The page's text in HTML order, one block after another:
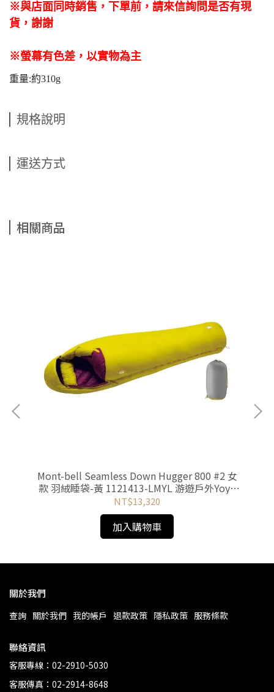
※與店面同時銷售 ， 下單前 ， 請來信詢問是否有現
貨，謝謝
※螢幕有色差，以實物為主
重量:約310g
規格說明
運送方式
相關商品
Mont-bell Seamless Down Hugger 800 #2 女
款 羽絨睡袋-黃 1121413-LMYL 游遊戶外Yoyo
Outdoor
NT$13,320
加入購物車
關於我們
查詢 關於我們 我的帳戶 退款政策 隱私政策 服務條款
聯絡資訊
客服專線：02-2910-5030
客服傳真：02-2914-8648